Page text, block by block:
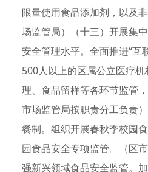
限量使用食品添加剂，以及
场监管局）（十三）开展集
安全管理水平。全面推进“互
500人以上的区属公立医疗
理、食品留样等各环节监管
市场监管局按职责分工负责
餐制。组织开展春秋季校园
园食品安全专项监管。（区
强新兴领域食品安全监管。